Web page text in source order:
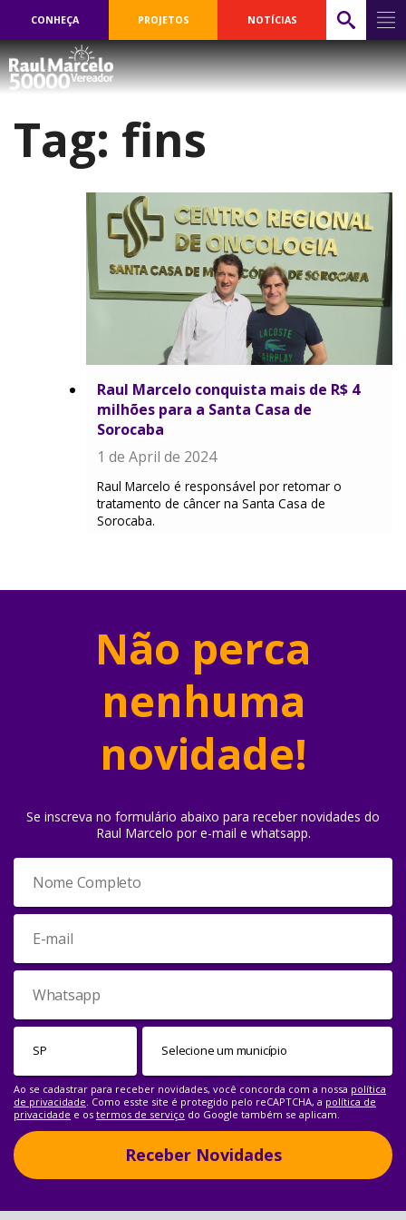
CONHEÇA PROJETOS NOTÍCIAS
Tag: fins
Raul Marcelo conquista mais de R$ 4
milhões para a Santa Casa de
Sorocaba
1 de April de 2024
Raul Marcelo é responsável por retomar o
tratamento de câncer na Santa Casa de
Sorocaba.
Não perca
nenhuma
novidade!
Se inscreva no formulário abaixo para receber novidades do
Raul Marcelo por e-mail e whatsapp.
Ao se cadastrar para receber novidades, você concorda com a nossa política
de privacidade. Como esste site é protegido pelo reCAPTCHA, a política de
privacidade e os termos de serviço do Google também se aplicam.
Receber Novidades